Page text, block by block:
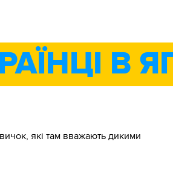
В
які там вважають дикими